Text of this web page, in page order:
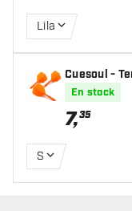
Lila
Cuesoul -
st Big Wing
En stock
7,35
S